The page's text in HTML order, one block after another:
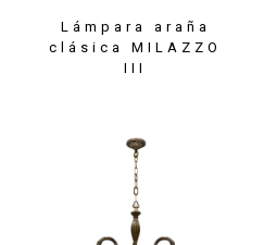
Lámpara araña
clásica MILAZZO
III